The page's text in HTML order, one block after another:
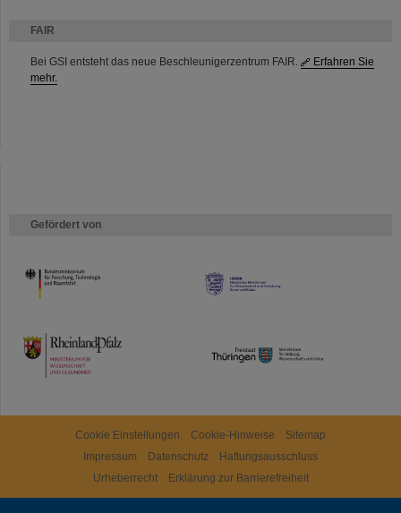
FAIR
Bei GSI entsteht das neue Beschleunigerzentrum FAIR.
Erfahren Sie
mehr.
Gefördert von
HMWK
TMWWDG
Cookie Einstellungen Cookie-Hinweise
Sitemap
Impressum
Datenschutz
Haftungsausschluss
Urheberrecht
Erklärung zur Barrierefreiheit